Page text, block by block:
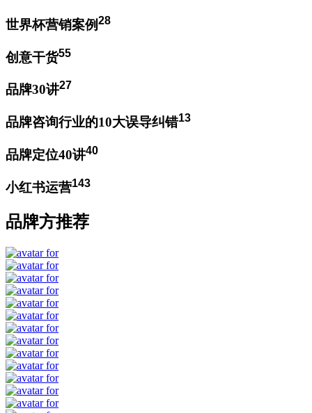
世界杯营销案例28
创意干货55
品牌30讲27
品牌咨询行业的10大误导纠错13
品牌定位40讲40
小红书运营143
品牌方推荐